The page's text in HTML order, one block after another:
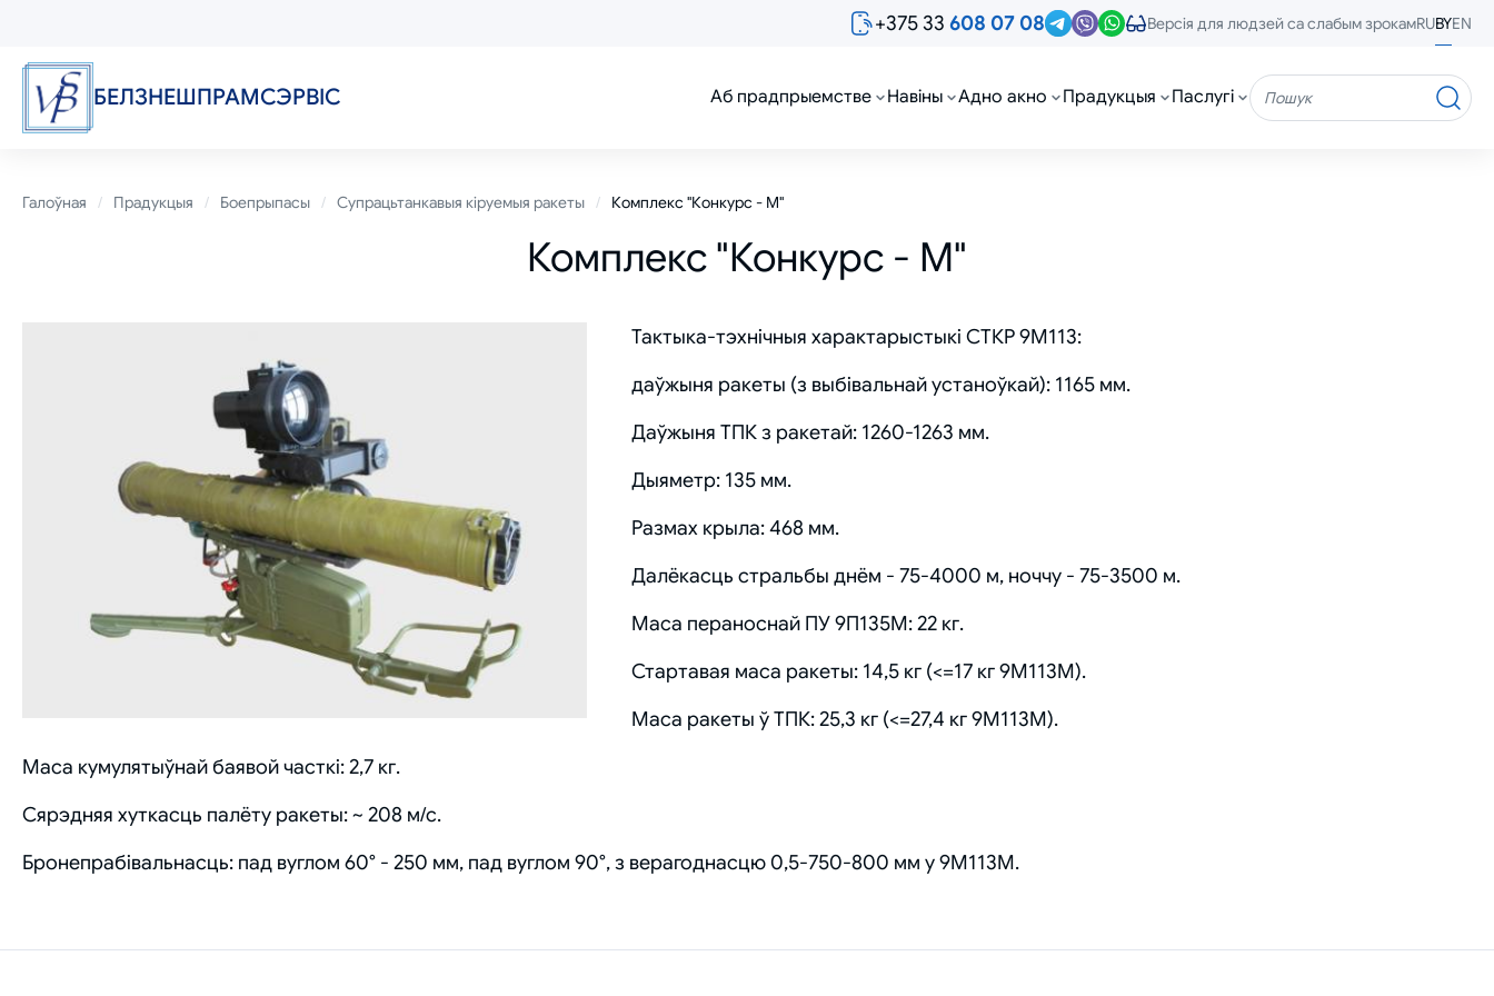
змесціва
+375 33 608 07 08 Версія для людзей са слабым зрокамRUBYEN
БЕЛЗНЕШПРАМСЭРВIС Аб прадпрыемстве Навіны Адно акно Прадукцыя Паслугі Пошук
Breadcrumb
Галоўная Прадукцыя Боепрыпасы Супрацьтанкавыя кіруемыя ракеты Комплекс "Конкурс - М"
Комплекс "Конкурс - М"
Тактыка-тэхнічныя характарыстыкі СТКР 9М113:
даўжыня ракеты (з выбівальнай устаноўкай): 1165 мм.
Даўжыня ТПК з ракетай: 1260-1263 мм.
Дыяметр: 135 мм.
Размах крыла: 468 мм.
Далёкасць стральбы днём - 75-4000 м, ноччу - 75-3500 м.
Маса пераноснай ПУ 9П135М: 22 кг.
Стартавая маса ракеты: 14,5 кг (<=17 кг 9М113М).
Маса ракеты ў ТПК: 25,3 кг (<=27,4 кг 9М113М).
Маса кумулятыўнай баявой часткі: 2,7 кг.
Сярэдняя хуткасць палёту ракеты: ~ 208 м/с.
Бронепрабівальнасць: пад вуглом 60° - 250 мм, пад вуглом 90°, з верагоднасцю 0,5-750-800 мм у 9М113М.